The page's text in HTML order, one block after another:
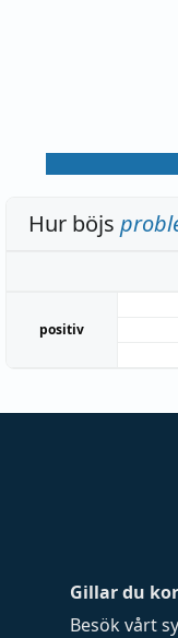
Hur böjs
positiv
Gillar du
Besök vårt